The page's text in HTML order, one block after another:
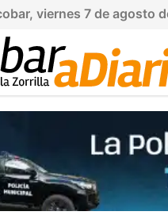
viernes 7 de agosto